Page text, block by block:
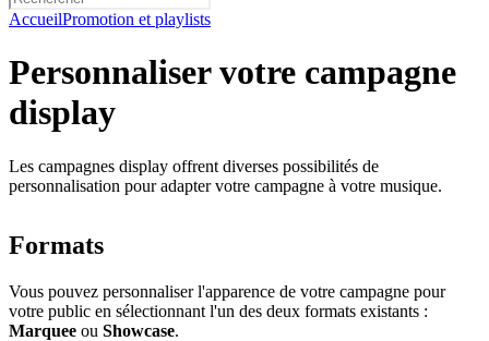
AccueilPromotion et playlists
Personnaliser votre campagne
display
Les campagnes display offrent diverses possibilités de
personnalisation pour adapter votre campagne à votre musique.
Formats
Vous pouvez personnaliser l'apparence de votre campagne pour
votre public en sélectionnant l'un des deux formats existants :
Marquee ou Showcase.